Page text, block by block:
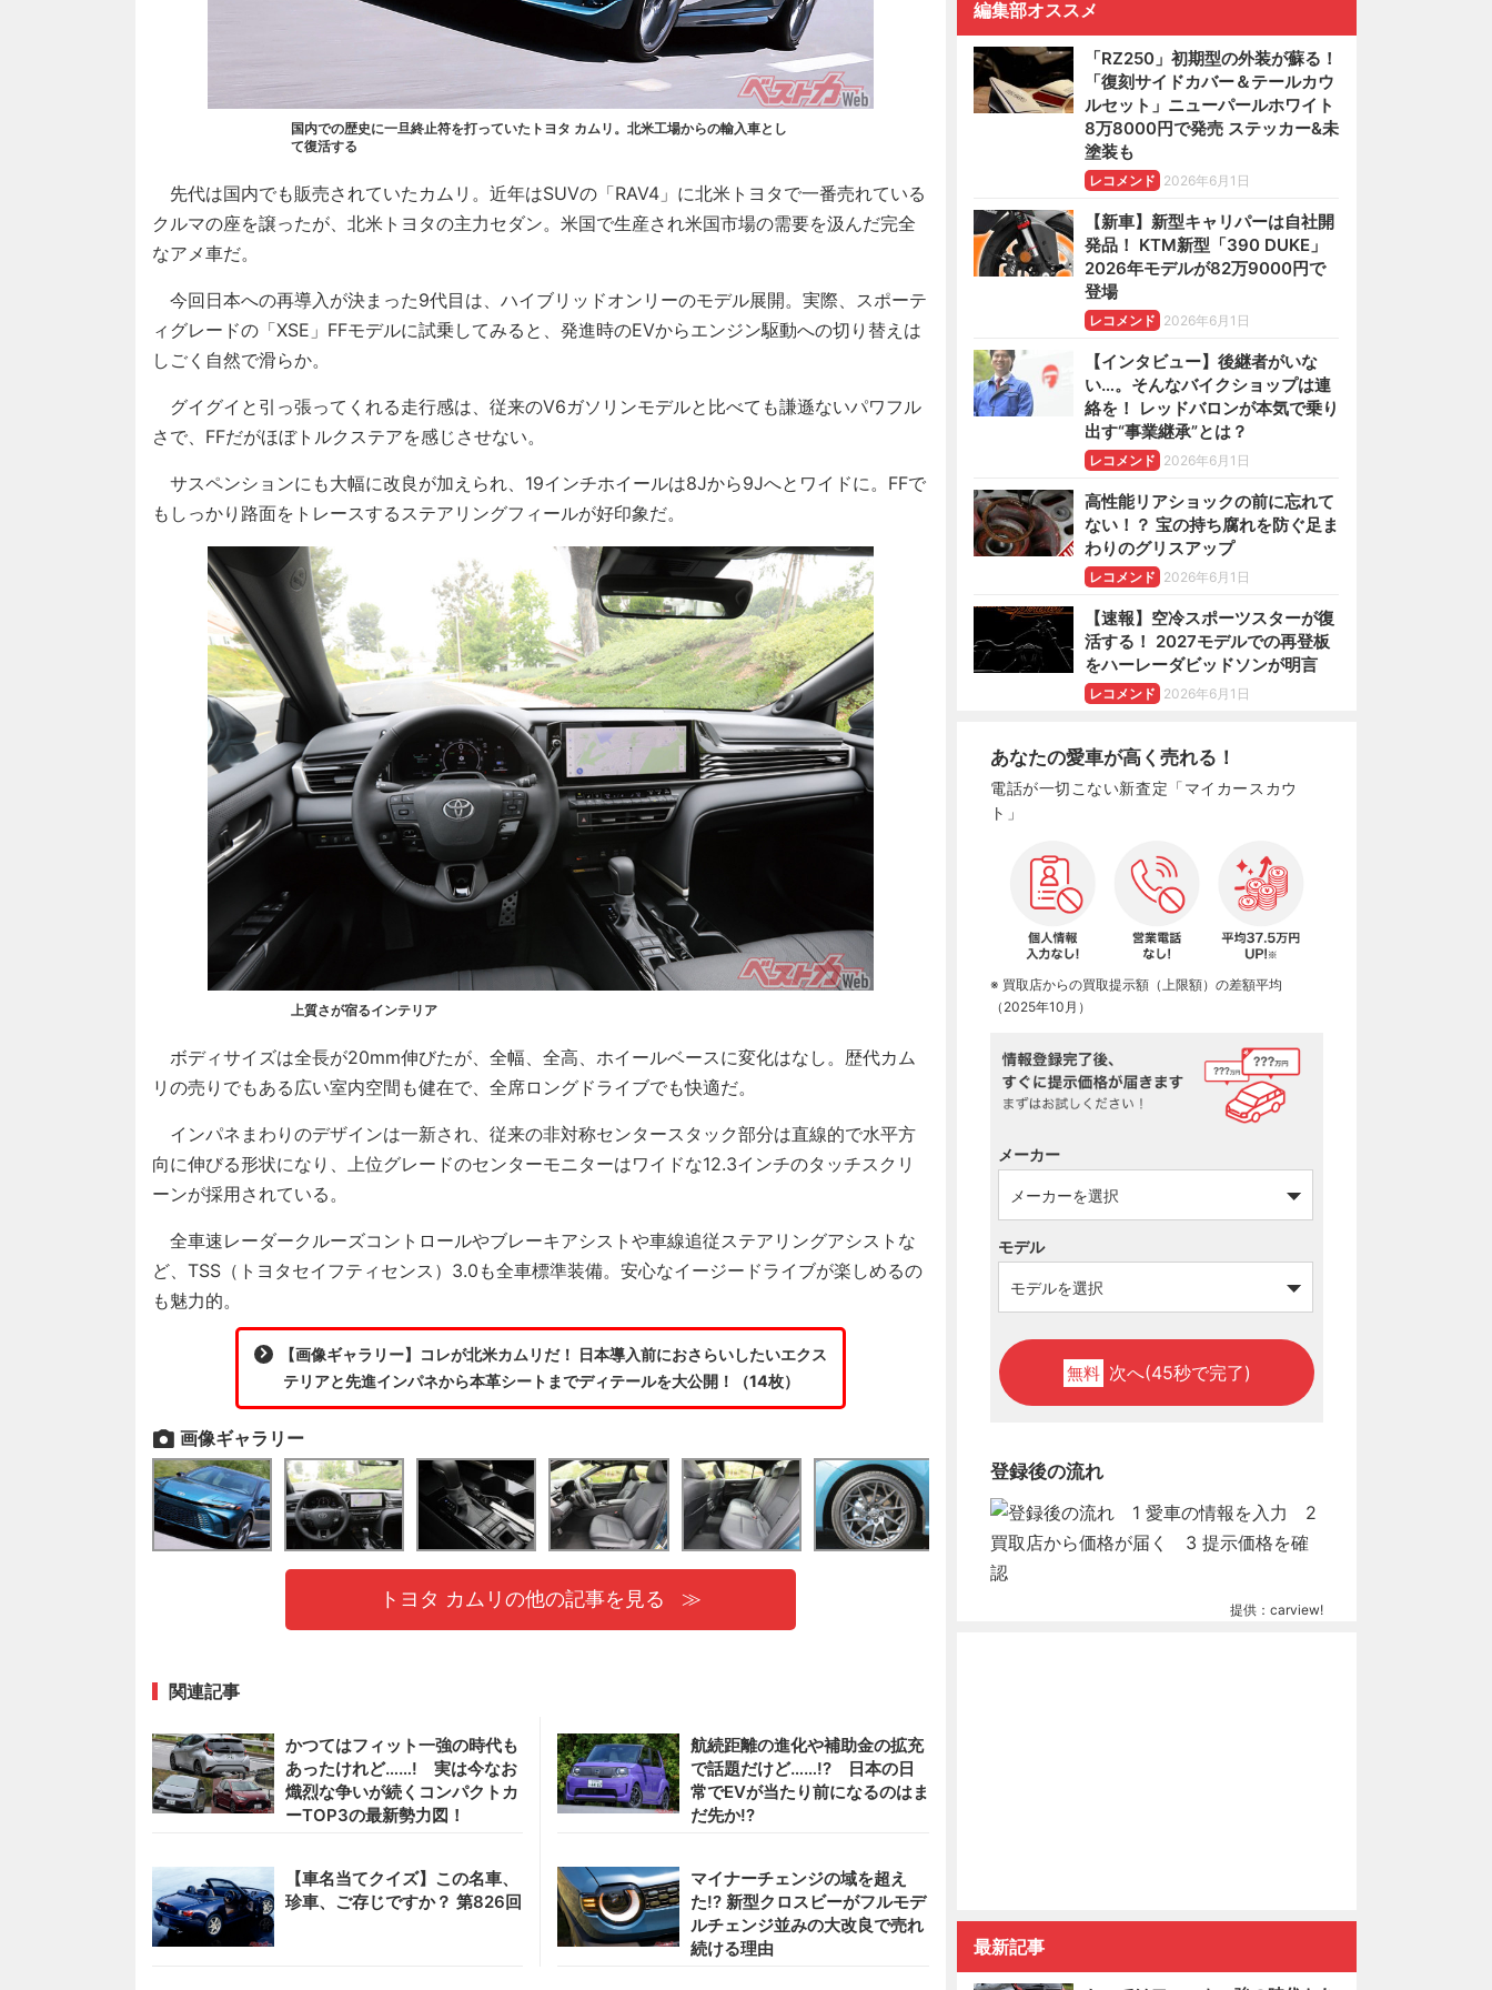
国内での歴史に一旦終止符を打っていたトヨタ カムリ。北米工場からの輸入車とし
て復活する
先代は国内でも販売されていたカムリ。近年はSUVの「RAV4」に北米トヨタで一番売れている
クルマの座を譲ったが、北米トヨタの主力セダン。米国で生産され米国市場の需要を汲んだ完全
なアメ車だ。
今回日本への再導入が決まった9代目は、ハイブリッドオンリーのモデル展開。実際、スポーテ
ィグレードの「XSE」FFモデルに試乗してみると、発進時のEVからエンジン駆動への切り替えは
しごく自然で滑らか。
グイグイと引っ張ってくれる走行感は、従来のV6ガソリンモデルと比べても謙遜ないパワフル
さで、FFだがほぼトルクステアを感じさせない。
サスペンションにも大幅に改良が加えられ、19インチホイールは8Jから9Jへとワイドに。FFで
もしっかり路面をトレースするステアリングフィールが好印象だ。
上質さが宿るインテリア
ボディサイズは全長が20mm伸びたが、全幅、全高、ホイールベースに変化はなし。歴代カム
リの売りでもある広い室内空間も健在で、全席ロングドライブでも快適だ。
インパネまわりのデザインは一新され、従来の非対称センタースタック部分は直線的で水平方
向に伸びる形状になり、上位グレードのセンターモニターはワイドな12.3インチのタッチスクリ
ーンが採用されている。
全車速レーダークルーズコントロールやブレーキアシストや車線追従ステアリングアシストな
ど、TSS（トヨタセイフティセンス）3.0も全車標準装備。安心なイージードライブが楽しめるの
も魅力的。
【画像ギャラリー】コレが北米カムリだ！ 日本導入前におさらいしたいエクス
テリアと先進インパネから本革シートまでディテールを大公開！（14枚）
画像ギャラリー
トヨタ カムリの他の記事を見る
関連記事
かつてはフィット一強の時代も
あったけれど……! 実は今なお
熾烈な争いが続くコンパクトカ
ーTOP3の最新勢力図！
航続距離の進化や補助金の拡充
で話題だけど……!? 日本の日
常でEVが当たり前になるのはま
だ先か!?
【車名当てクイズ】この名車、
珍車、ご存じですか？ 第826回
マイナーチェンジの域を超え
た!? 新型クロスビーがフルモデ
ルチェンジ並みの大改良で売れ
続ける理由
編集部オススメ
「RZ250」初期型の外装が蘇る！
「復刻サイドカバー＆テールカウ
ルセット」ニューパールホワイト
8万8000円で発売 ステッカー&未
塗装も
レコメンド 2026年6月1日
【新車】新型キャリパーは自社開
発品！ KTM新型「390 DUKE」
2026年モデルが82万9000円で
登場
レコメンド 2026年6月1日
【インタビュー】後継者がいな
い…。そんなバイクショップは連
絡を！ レッドバロンが本気で乗り
出す“事業継承”とは？
レコメンド 2026年6月1日
高性能リアショックの前に忘れて
ない！？ 宝の持ち腐れを防ぐ足ま
わりのグリスアップ
レコメンド 2026年6月1日
【速報】空冷スポーツスターが復
活する！ 2027モデルでの再登板
をハーレーダビッドソンが明言
レコメンド 2026年6月1日
あなたの愛車が高く売れる！
電話が一切こない新査定「マイカースカウ
ト」
※ 買取店からの買取提示額（上限額）の差額平均
（2025年10月）
メーカー
モデル
無料 次へ(45秒で完了)
登録後の流れ
提供：carview!
最新記事